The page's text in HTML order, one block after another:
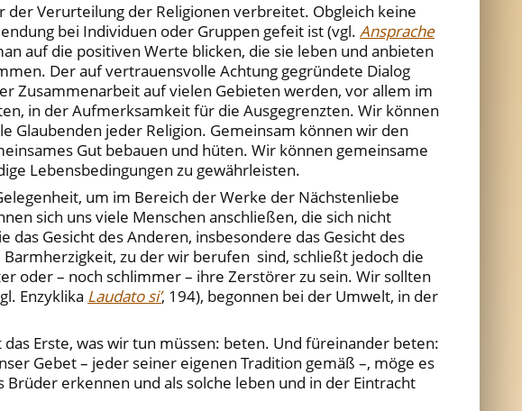
der Verurteilung der Religionen verbreitet. Obgleich keine
bei Individuen oder Gruppen gefeit ist (vgl. Ansprache
auf die positiven Werte blicken, die sie leben und anbieten
Der auf vertrauensvolle Achtung gegründete Dialog
Zusammenarbeit auf vielen Gebieten werden, vor allem im
in der Aufmerksamkeit für die Ausgegrenzten. Wir können
Glaubenden jeder Religion. Gemeinsam können wir den
Gut bebauen und hüten. Wir können gemeinsame
Lebensbedingungen zu gewährleisten.
um im Bereich der Werke der Nächstenliebe
sich uns viele Menschen anschließen, die sich nicht
Gesicht des Anderen, insbesondere das Gesicht des
zu der wir berufen sind, schließt jedoch die
oder – noch schlimmer – ihre Zerstörer zu sein. Wir sollten
Enzyklika Laudato si’, 194), begonnen bei der Umwelt, in der
Erste, was wir tun müssen: beten. Und füreinander beten:
Gebet – jeder seiner eigenen Tradition gemäß –, möge es
erkennen und als solche leben und in der Eintracht